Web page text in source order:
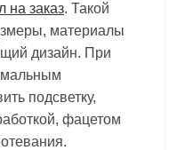
на заказ. Такой
материалы
дизайн. При
подсветку,
фацетом